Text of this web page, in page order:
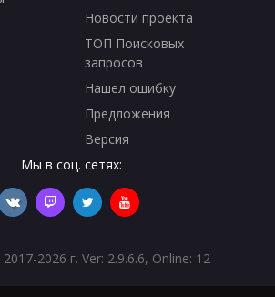
Новости проекта
ТОП Поисковых
запросов
Нашел ошибку
Предложения
Версия
Мы в соц. сетях:
2017-2026 г. Ver: 2.9.6.6, Online: 12